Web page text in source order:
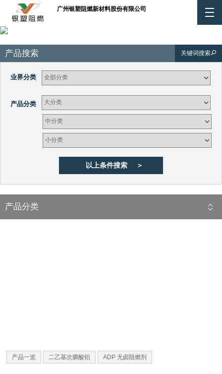
广州银塑阻燃新材料股份有限公司
产品搜索 关键词搜索
业界分类
产品分类
产品分类
产品一览 二乙基次膦酸铝 ADP 无卤阻燃剂